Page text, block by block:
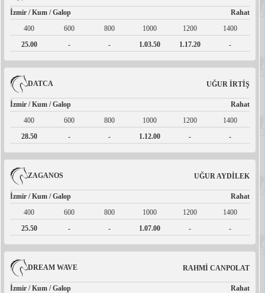
İzmir / Kum / Galop
Rahat
400
600 800 1000 1200
1400
25.00
- - 1.03.50 1.17.20 -
DATCA UĞUR İRTİŞ
İzmir / Kum / Galop
Rahat
400
600 800 1000 1200
1400
28.50
- - 1.12.00 - -
ZAGANOS UĞUR AYDİLEK
İzmir / Kum / Galop
Rahat
400
600 800 1000 1200
1400
25.50
- - 1.07.00 - -
DREAM WAVE RAHMİ CANPOLAT
İzmir / Kum / Galop
Rahat